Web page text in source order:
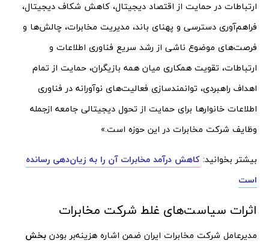
ارتباطات در حمایت از اقتصاد دیجیتال، کاهش شکاف دیجیتال،
فراهم‌آوری دسترسی و پهنای باند، مدیریت مخابرات، چالش‌ها و
فرصت‌های موضوع ناشی از رشد سریع فناوری اطلاعات و
ارتباطات، تقویت همکاری میان همه بازیگران، حمایت از تمام
اهداف راهبردی، توانمندسازی فعالیت‌های نوآورانه در فناوری
اطلاعات خانوارها برای حمایت از تحول دیجیتالی جامعه ازجمله
وظایف شرکت مخابرات در این حوزه است.»
بیشتر بخوانید: کاهش درآمد مخابرات آن را به زیان‌دهی رسانده
است
اثرات سیاست‌های غلط شرکت مخابرات
مدیرعامل شرکت مخابرات ایران ضمن اشاره هزینه‌بر بودن بخش